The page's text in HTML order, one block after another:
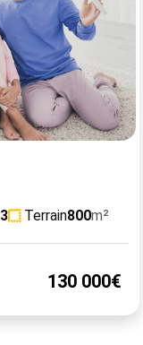
3 Terrain800m²
130 000€